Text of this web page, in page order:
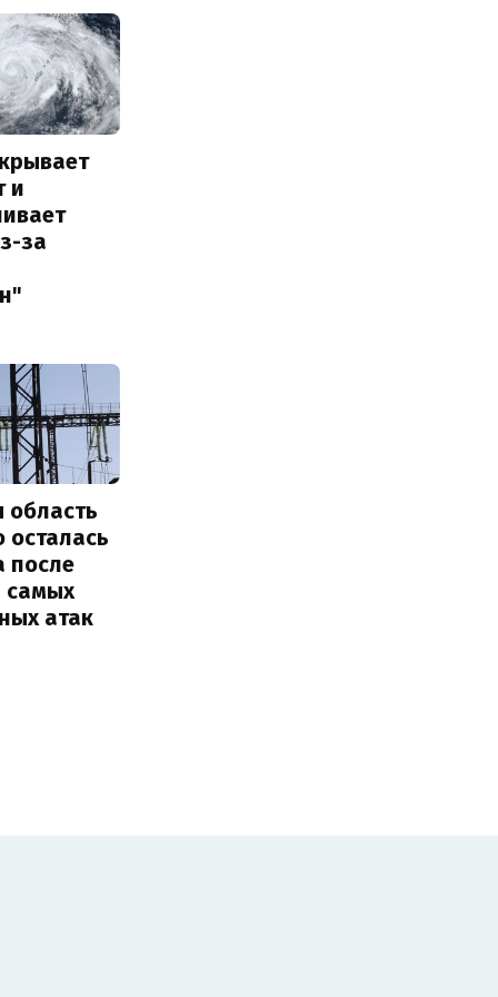
и
за
область
осталась
после
самых
атак